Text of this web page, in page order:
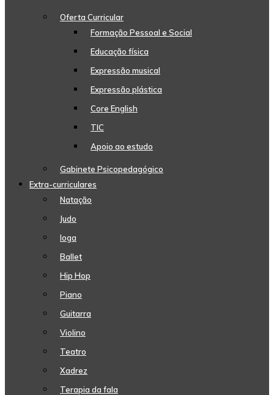
Oferta Curricular
Formação Pessoal e Social
Educação física
Expressão musical
Expressão plástica
Core English
TIC
Apoio ao estudo
Gabinete Psicopedagógico
Extra-curriculares
Natação
Judo
Ioga
Ballet
Hip Hop
Piano
Guitarra
Violino
Teatro
Xadrez
Terapia da fala